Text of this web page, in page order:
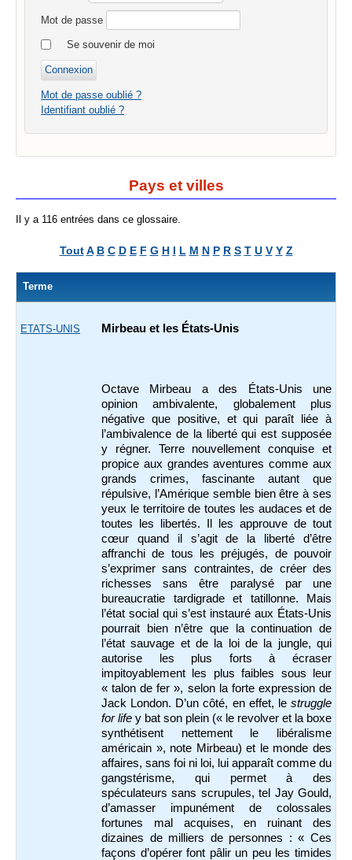
Mot de passe
Se souvenir de moi
Mot de passe oublié ?
Identifiant oublié ?
Pays et villes
Il y a 116 entrées dans ce glossaire.
Tout A B C D E F G H I L M N P R S T U V Y Z
Terme
ETATS-UNIS Mirbeau et les États-Unis
Octave Mirbeau a des États-Unis une
opinion ambivalente, globalement plus
négative que positive, et qui paraît liée à
l’ambivalence de la liberté qui est supposée
y régner. Terre nouvellement conquise et
propice aux grandes aventures comme aux
grands crimes, fascinante autant que
répulsive, l’Amérique semble bien être à ses
yeux le territoire de toutes les audaces et de
toutes les libertés. Il les approuve de tout
cœur quand il s’agit de la liberté d’être
affranchi de tous les préjugés, de pouvoir
s’exprimer sans contraintes, de créer des
richesses sans être paralysé par une
bureaucratie tardigrade et tatillonne. Mais
l’état social qui s’est instauré aux États-Unis
pourrait bien n’être que la continuation de
l’état sauvage et de la loi de la jungle, qui
autorise les plus forts à écraser
impitoyablement les plus faibles sous leur
« talon de fer », selon la forte expression de
Jack London. D’un côté, en effet, le struggle
for life y bat son plein (« le revolver et la boxe
synthétisent nettement le libéralisme
américain », note Mirbeau) et le monde des
affaires, sans foi ni loi, lui apparaît comme du
gangstérisme, qui permet à des
spéculateurs sans scrupules, tel Jay Gould,
d’amasser impunément de colossales
fortunes mal acquises, en ruinant des
dizaines de milliers de personnes : « Ces
façons d’opérer font pâlir un peu les timides